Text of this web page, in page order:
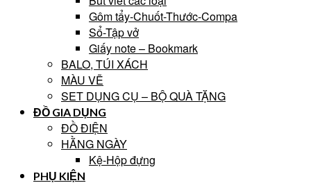
Gôm tẩy-Chuốt-Thước-Compa
Sổ-Tập vở
Giấy note – Bookmark
BALO, TÚI XÁCH
MÀU VẼ
SET DỤNG CỤ – BỘ QUÀ TẶNG
ĐỒ GIA DỤNG
ĐỒ ĐIỆN
HẰNG NGÀY
Kệ-Hộp đựng
PHỤ KIỆN